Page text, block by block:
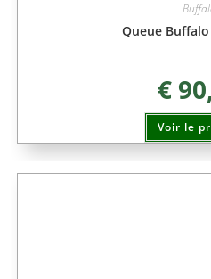
Queue
€
Voir le